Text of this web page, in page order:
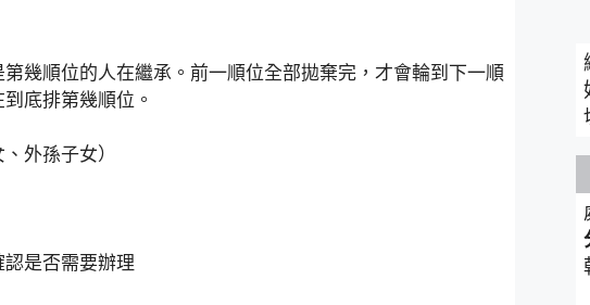
幾順位的人在繼承。前一順位全部拋棄完，才會輪到下一順
底排第幾順位。
外孫子女）
是否需要辦理